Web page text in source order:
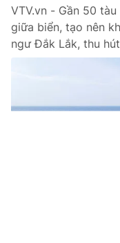
Photo
VTV Money
VTV.vn - Gần 50
giữa biển, tạo nên
ngư Đắk Lắk, thu